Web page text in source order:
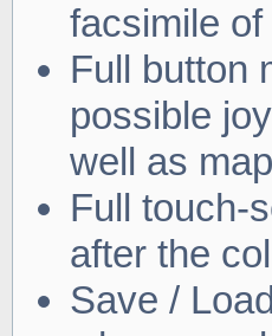
facsimile
Full button
possible
well as
Full touch-
after the
Save /